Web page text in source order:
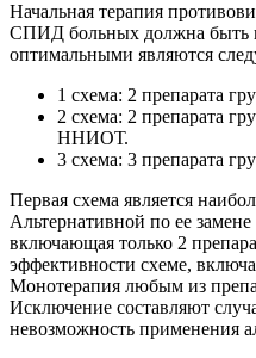
Начальная терапия
СПИД больных должна быть
оптимальными являются
1 схема: 2 препарата
2 схема: 2 препарата
ННИОТ.
3 схема: 3 препарата
Первая схема является
Альтернативной по ее
включающая только 2
эффективности схеме,
Монотерапия любым из
Исключение составляют
невозможность применения